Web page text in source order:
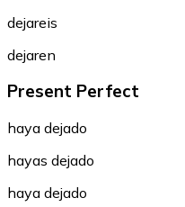
dejareis
dejaren
Present Perfect
haya dejado
hayas dejado
haya dejado